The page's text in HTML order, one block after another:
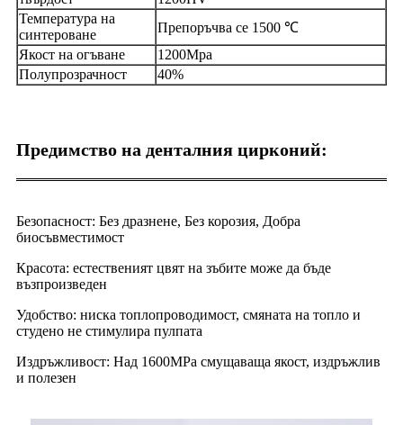
Температура на
синтероване
Препоръчва се 1500 ℃
Якост на огъване
1200Mpa
Полупрозрачност
40%
Предимство на денталния цирконий:
Безопасност: Без дразнене, Без корозия, Добра
биосъвместимост
Красота: естественият цвят на зъбите може да бъде
възпроизведен
Удобство: ниска топлопроводимост, смяната на топло и
студено не стимулира пулпата
Издръжливост: Над 1600MPa смущаваща якост, издръжлив
и полезен